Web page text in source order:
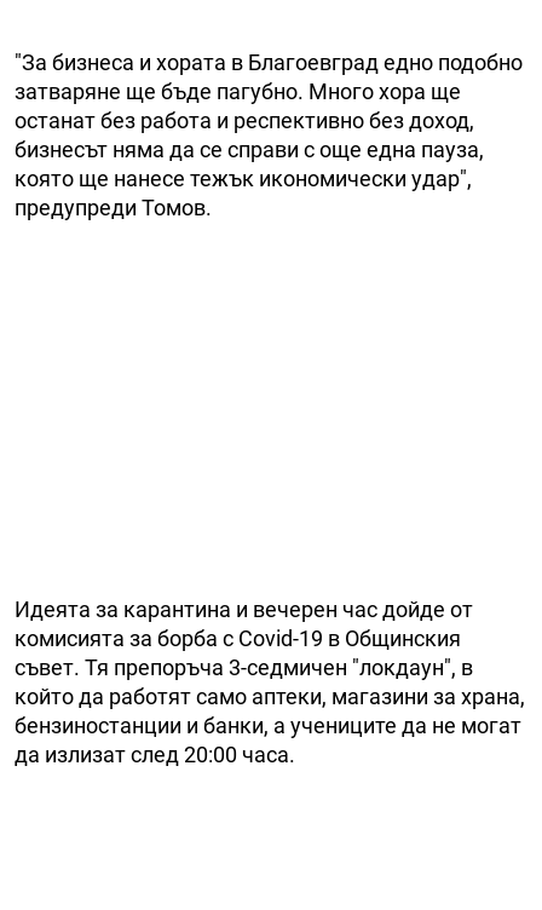
"За бизнеса и хората в Благоевград едно подобно
затваряне ще бъде пагубно. Много хора ще
останат без работа и респективно без доход,
бизнесът няма да се справи с още една пауза,
която ще нанесе тежък икономически удар",
предупреди Томов.
Идеята за карантина и вечерен час дойде от
комисията за борба с Covid-19 в Общинския
съвет. Тя препоръча 3-седмичен "локдаун", в
който да работят само аптеки, магазини за храна,
бензиностанции и банки, а учениците да не могат
да излизат след 20:00 часа.